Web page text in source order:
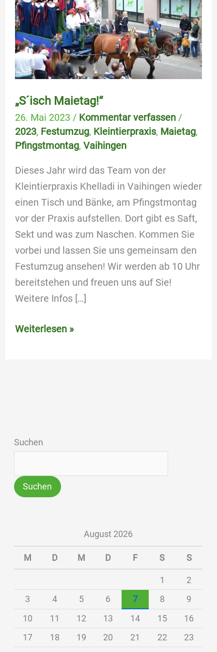
„S´isch Maietag!“
26. Mai 2023 / Kommentar verfassen /
2023, Festumzug, Kleintierpraxis, Maietag,
Pfingstmontag, Vaihingen
Dieses Jahr wird das Team von der
Kleintierpraxis Khelladi in Vaihingen wieder
einen Tisch und Bänke, am Pfingstmontag
vor der Praxis aufstellen. Dort gibt es Saft,
Sekt und was zum Naschen. Kommen Sie
vorbei und lassen Sie uns gemeinsam den
Festumzug ansehen! Wir werden ab 10 Uhr
bereitstehen und freuen uns auf Sie!
Weitere Infos […]
Weiterlesen »
Suchen
Suchen
August 2026
M D M D F S S
1
2
3
4 5 6 7 8
9
10
11 12 13 14 15
16
17
18 19 20 21 22
23